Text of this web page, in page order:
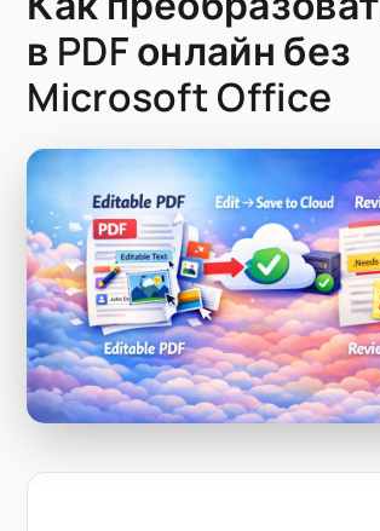
в PDF онлайн без
Microsoft Office